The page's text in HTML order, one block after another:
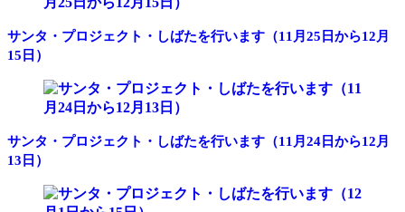
サンタ・プロジェクト・しばたを行います（11月25日から12月
15日）
サンタ・プロジェクト・しばたを行います（11月24日から12月
13日）